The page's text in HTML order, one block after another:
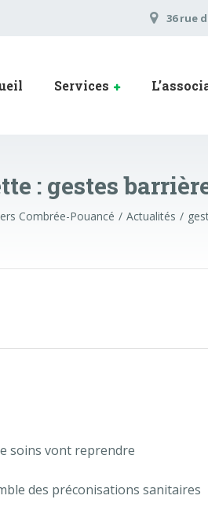
36 rue
Services
: gestes
Combrée-Pouancé Actualités
soins vont reprendre
des préconisations sanitaires